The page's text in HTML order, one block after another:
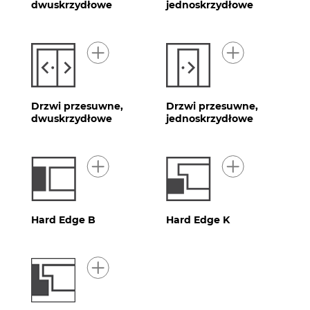
dwuskrzydłowe
jednoskrzydłowe
Drzwi przesuwne,
dwuskrzydłowe
Drzwi przesuwne,
jednoskrzydłowe
Hard Edge B Hard Edge K